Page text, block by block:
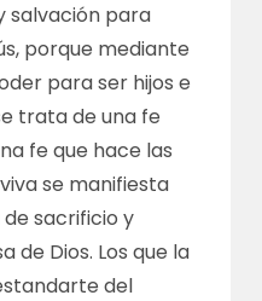
salvación para
porque mediante
para ser hijos e
trata de una fe
fe que hace las
se manifiesta
sacrificio y
de Dios. Los que la
del